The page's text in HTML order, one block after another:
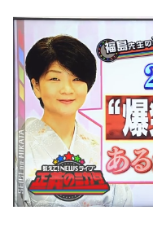
て真剣です
探偵！ナイトスク
news おかえり
河合＆A.B.C-Z塚
（news おかえり）
DAIGOも台所 ～き
本日はダイアンな
朝だ！生です旅サラ